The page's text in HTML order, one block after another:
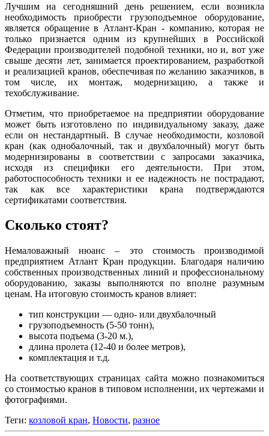
Лучшим на сегодняшний день решением, если возникла
необходимость приобрести грузоподъемное оборудование,
является обращение в Атлант-Кран - компанию, которая не
только признается одним из крупнейших в Российской
Федерации производителей подобной техники, но и, вот уже
свыше десяти лет, занимается проектированием, разработкой
и реализацией кранов, обеспечивая по желанию заказчиков, в
том числе, их монтаж, модернизацию, а также и
техобслуживание.
Отметим, что приобретаемое на предприятии оборудование
может быть изготовлено по индивидуальному заказу, даже
если он нестандартный. В случае необходимости, козловой
кран (как однобалочный, так и двухбалочный) могут быть
модернизированы в соответствии с запросами заказчика,
исходя из специфики его деятельности. При этом,
работоспособность техники и ее надежность не пострадают,
так как все характеристики крана подтверждаются
сертификатами соответствия.
Сколько стоят?
Немаловажный нюанс – это стоимость производимой
предприятием Атлант Кран продукции. Благодаря наличию
собственных производственных линий и профессиональному
оборудованию, заказы выполняются по вполне разумным
ценам. На итоговую стоимость кранов влияет:
тип конструкции — одно- или двухбалочный
грузоподъемность (5-50 тонн),
высота подъема (3-20 м.),
длина пролета (12-40 и более метров),
комплектация и т.д.
На соответствующих страницах сайта можно познакомиться
со стоимостью кранов в типовом исполнении, их чертежами и
фотографиями.
Теги: козловой кран, Новости, разное